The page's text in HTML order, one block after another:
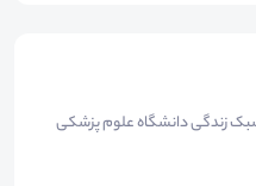
سبک زندگی دانشگاه علوم پزشکی